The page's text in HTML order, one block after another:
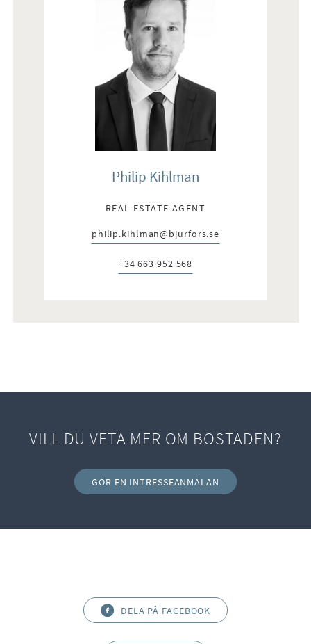
Philip Kihlman
REAL ESTATE AGENT
E-post:
philip.kihlman@bjurfors.se
Telefon:
+34 663 952 568
VILL DU VETA MER OM BOSTADEN?
GÖR EN INTRESSEANMÄLAN
DELA PÅ FACEBOOK